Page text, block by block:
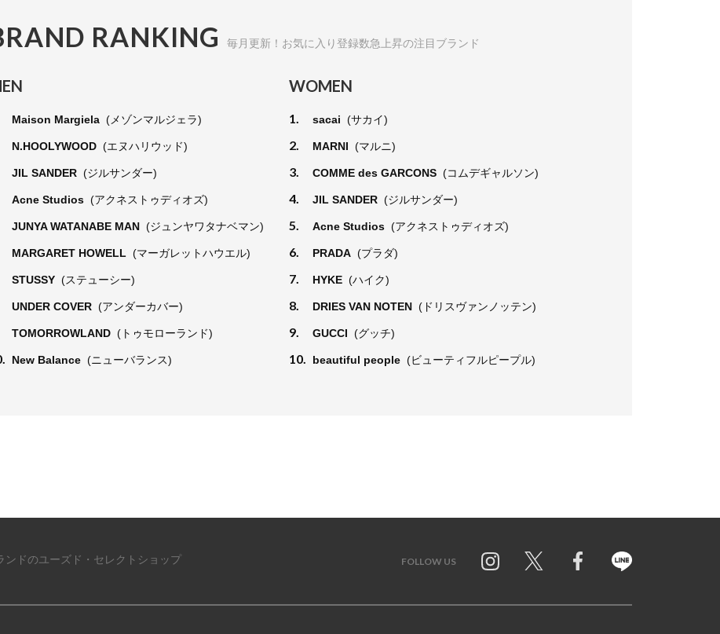
RANKING 毎月更新！お気に入り登録数急上昇の注目ブランド
Maison Margiela (メゾンマルジェラ)
N.HOOLYWOOD (エヌハリウッド)
JIL SANDER (ジルサンダー)
Acne Studios (アクネストゥディオズ)
JUNYA WATANABE MAN (ジュンヤワタナベマン)
MARGARET HOWELL (マーガレットハウエル)
STUSSY (ステューシー)
UNDER COVER (アンダーカバー)
TOMORROWLAND (トゥモローランド)
New Balance (ニューバランス)
WOMEN
1. sacai (サカイ)
2. MARNI (マルニ)
3. COMME des GARCONS (コムデギャルソン)
4. JIL SANDER (ジルサンダー)
5. Acne Studios (アクネストゥディオズ)
6. PRADA (プラダ)
7. HYKE (ハイク)
8. DRIES VAN NOTEN (ドリスヴァンノッテン)
9. GUCCI (グッチ)
10. beautiful people (ビューティフルピープル)
ンドのユーズド・セレクトショップ FOLLOW US